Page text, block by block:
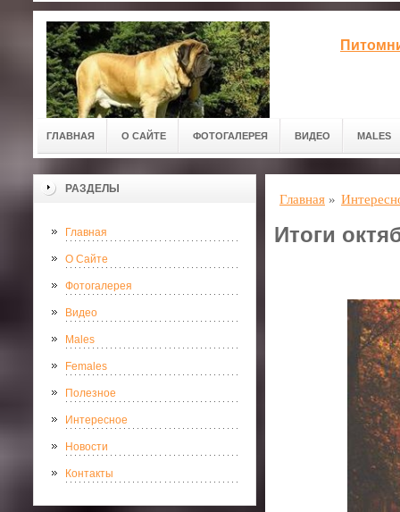
ГЛАВНАЯ О САЙТЕ ФОТОГАЛЕРЕЯ ВИДЕО MALES
РАЗДЕЛЫ
Главная
О Сайте
Фотогалерея
Видео
Males
Females
Полезное
Интересное
Новости
Контакты
Главная »
Итоги